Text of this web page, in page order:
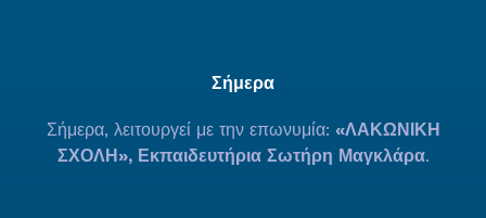
Σήμερα
Σήμερα, λειτουργεί με την επωνυμία: «ΛΑΚΩΝΙΚΗ
ΣΧΟΛΗ», Εκπαιδευτήρια Σωτήρη Μαγκλάρα.